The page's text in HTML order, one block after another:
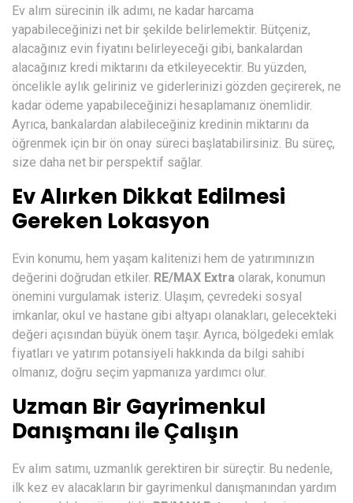
Ev alım sürecinin ilk adımı, ne kadar harcama
yapabileceğinizi net bir şekilde belirlemektir. Bütçeniz,
alacağınız evin fiyatını belirleyeceği gibi, bankalardan
alacağınız kredi miktarını da etkileyecektir. Bu yüzden,
öncelikle aylık geliriniz ve giderlerinizi gözden geçirerek, ne
kadar ödeme yapabileceğinizi hesaplamanız önemlidir.
Ayrıca, bankalardan alabileceğiniz kredinin miktarını da
öğrenmek için bir ön onay süreci başlatabilirsiniz. Bu süreç,
size daha net bir perspektif sağlar.
Ev Alırken Dikkat Edilmesi
Gereken Lokasyon
Evin konumu, hem yaşam kalitenizi hem de yatırımınızın
değerini doğrudan etkiler. RE/MAX Extra olarak, konumun
önemini vurgulamak isteriz. Ulaşım, çevredeki sosyal
imkanlar, okul ve hastane gibi altyapı olanakları, gelecekteki
değeri açısından büyük önem taşır. Ayrıca, bölgedeki emlak
fiyatları ve yatırım potansiyeli hakkında da bilgi sahibi
olmanız, doğru seçim yapmanıza yardımcı olur.
Uzman Bir Gayrimenkul
Danışmanı ile Çalışın
Ev alım satımı, uzmanlık gerektiren bir süreçtir. Bu nedenle,
ilk kez ev alacakların bir gayrimenkul danışmanından yardım